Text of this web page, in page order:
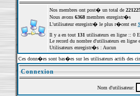
Nos membres ont post� un total de
Nous avons 6368membres enregistr�s
L'utilisateur enregistr� le plus r�cent est
Il y a en tout 131 utilisateurs en ligne ::
Le record du nombre d'utilisateurs en ligne
Utilisateurs enregistr�s : Aucun
Ces donn�es sont bas�es sur les utilisateurs actifs des
Connexion
Nom d'utilisateur: